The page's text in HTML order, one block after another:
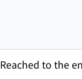
Reached to the